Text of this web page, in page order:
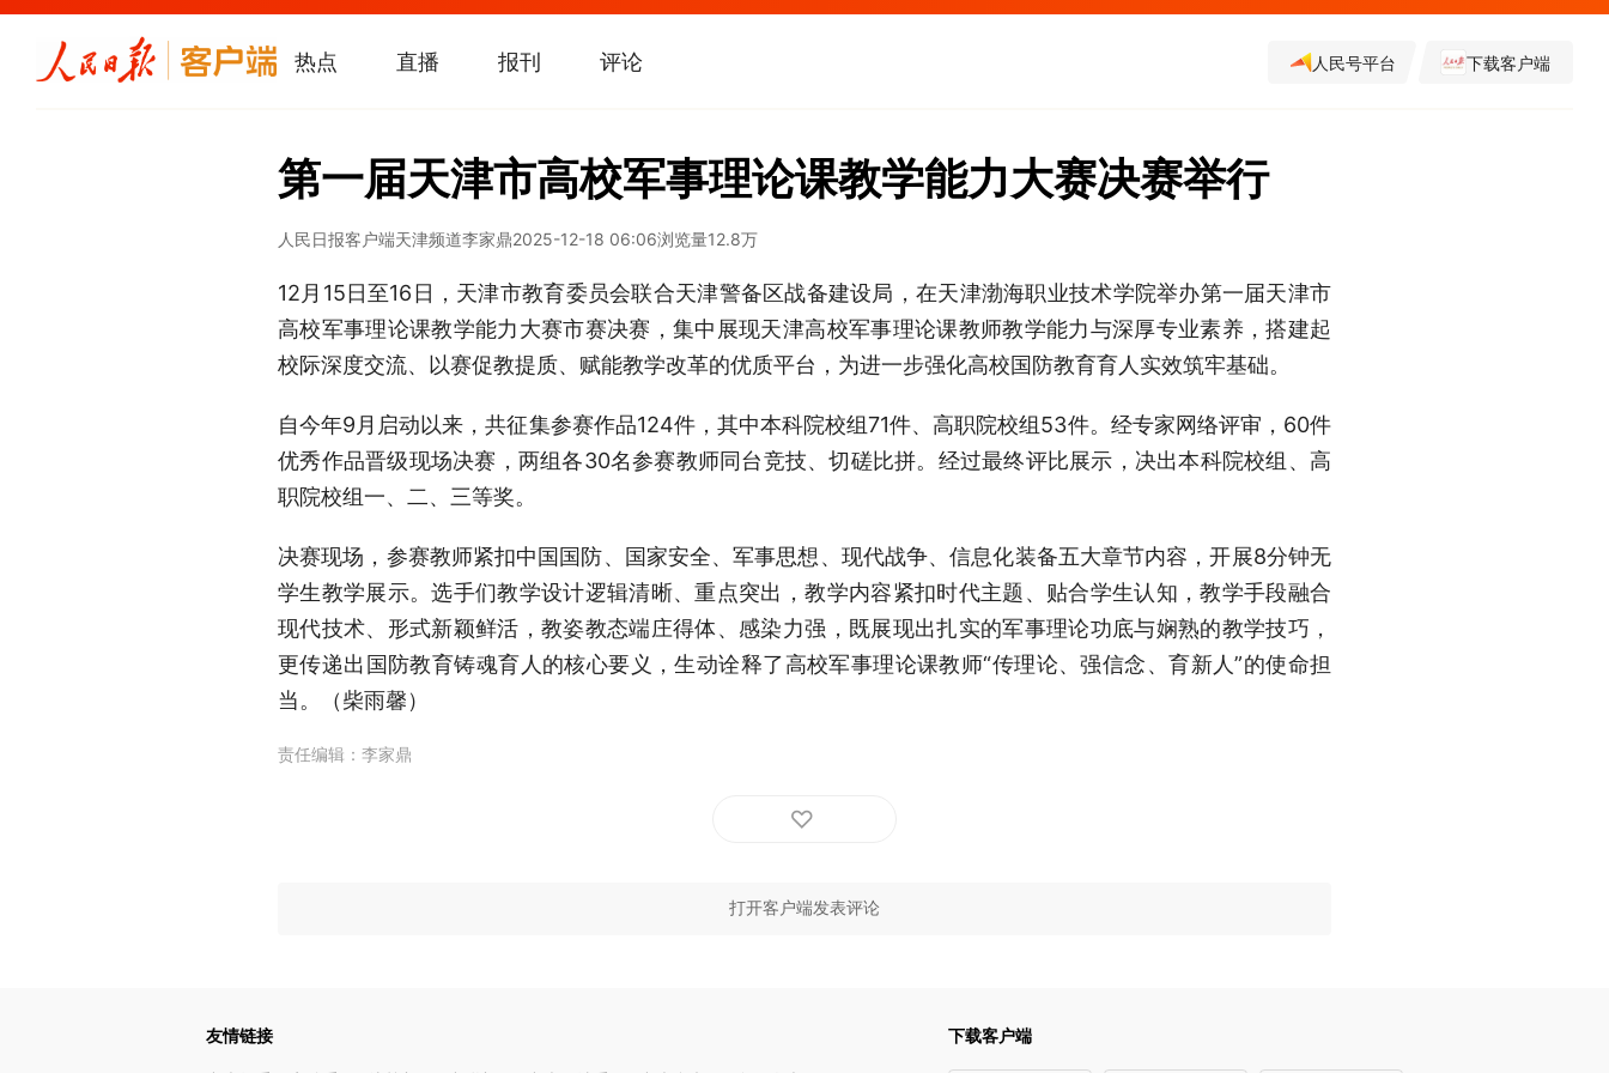
热点 直播 报刊 评论 人民号平台 下载客户端
第一届天津市高校军事理论课教学能力大赛决赛举行
人民日报客户端天津频道李家鼎2025-12-18 06:06浏览量12.8万
12月15日至16日，天津市教育委员会联合天津警备区战备建设局，在天津渤海职业技术学院举办第一届天津市
高校军事理论课教学能力大赛市赛决赛，集中展现天津高校军事理论课教师教学能力与深厚专业素养，搭建起
校际深度交流、以赛促教提质、赋能教学改革的优质平台，为进一步强化高校国防教育育人实效筑牢基础。
自今年9月启动以来，共征集参赛作品124件，其中本科院校组71件、高职院校组53件。经专家网络评审，60件
优秀作品晋级现场决赛，两组各30名参赛教师同台竞技、切磋比拼。经过最终评比展示，决出本科院校组、高
职院校组一、二、三等奖。
决赛现场，参赛教师紧扣中国国防、国家安全、军事思想、现代战争、信息化装备五大章节内容，开展8分钟无
学生教学展示。选手们教学设计逻辑清晰、重点突出，教学内容紧扣时代主题、贴合学生认知，教学手段融合
现代技术、形式新颖鲜活，教姿教态端庄得体、感染力强，既展现出扎实的军事理论功底与娴熟的教学技巧，
更传递出国防教育铸魂育人的核心要义，生动诠释了高校军事理论课教师“传理论、强信念、育新人”的使命担
当。
（柴雨馨）
责任编辑： 李家鼎
打开客户端发表评论
友情链接 下载客户端